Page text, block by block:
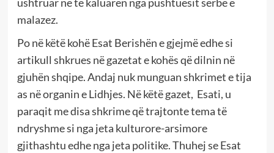
malazez.
Po në këtë kohë Esat Berishën e gjejmë edhe si
artikull shkrues në gazetat e kohës që dilnin në
gjuhën shqipe. Andaj nuk munguan shkrimet e tija
as në organin e Lidhjes. Në këtë gazet, Esati, u
paraqit me disa shkrime që trajtonte tema të
ndryshme si nga jeta kulturore-arsimore
gjithashtu edhe nga jeta politike. Thuhej se Esat